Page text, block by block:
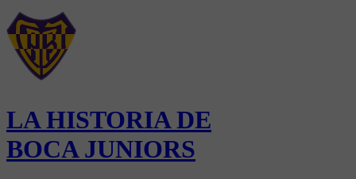
LA HISTORIA DE
BOCA JUNIORS